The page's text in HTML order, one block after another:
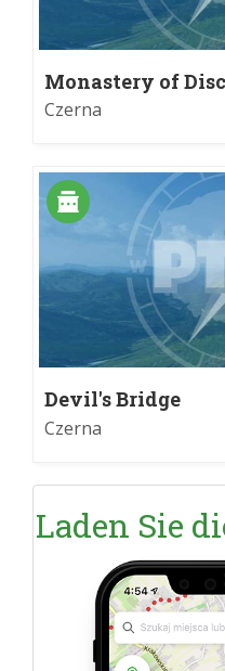
Monastery of
Czerna
Czerna
Devil's Bridge
Czerna
Laden Sie